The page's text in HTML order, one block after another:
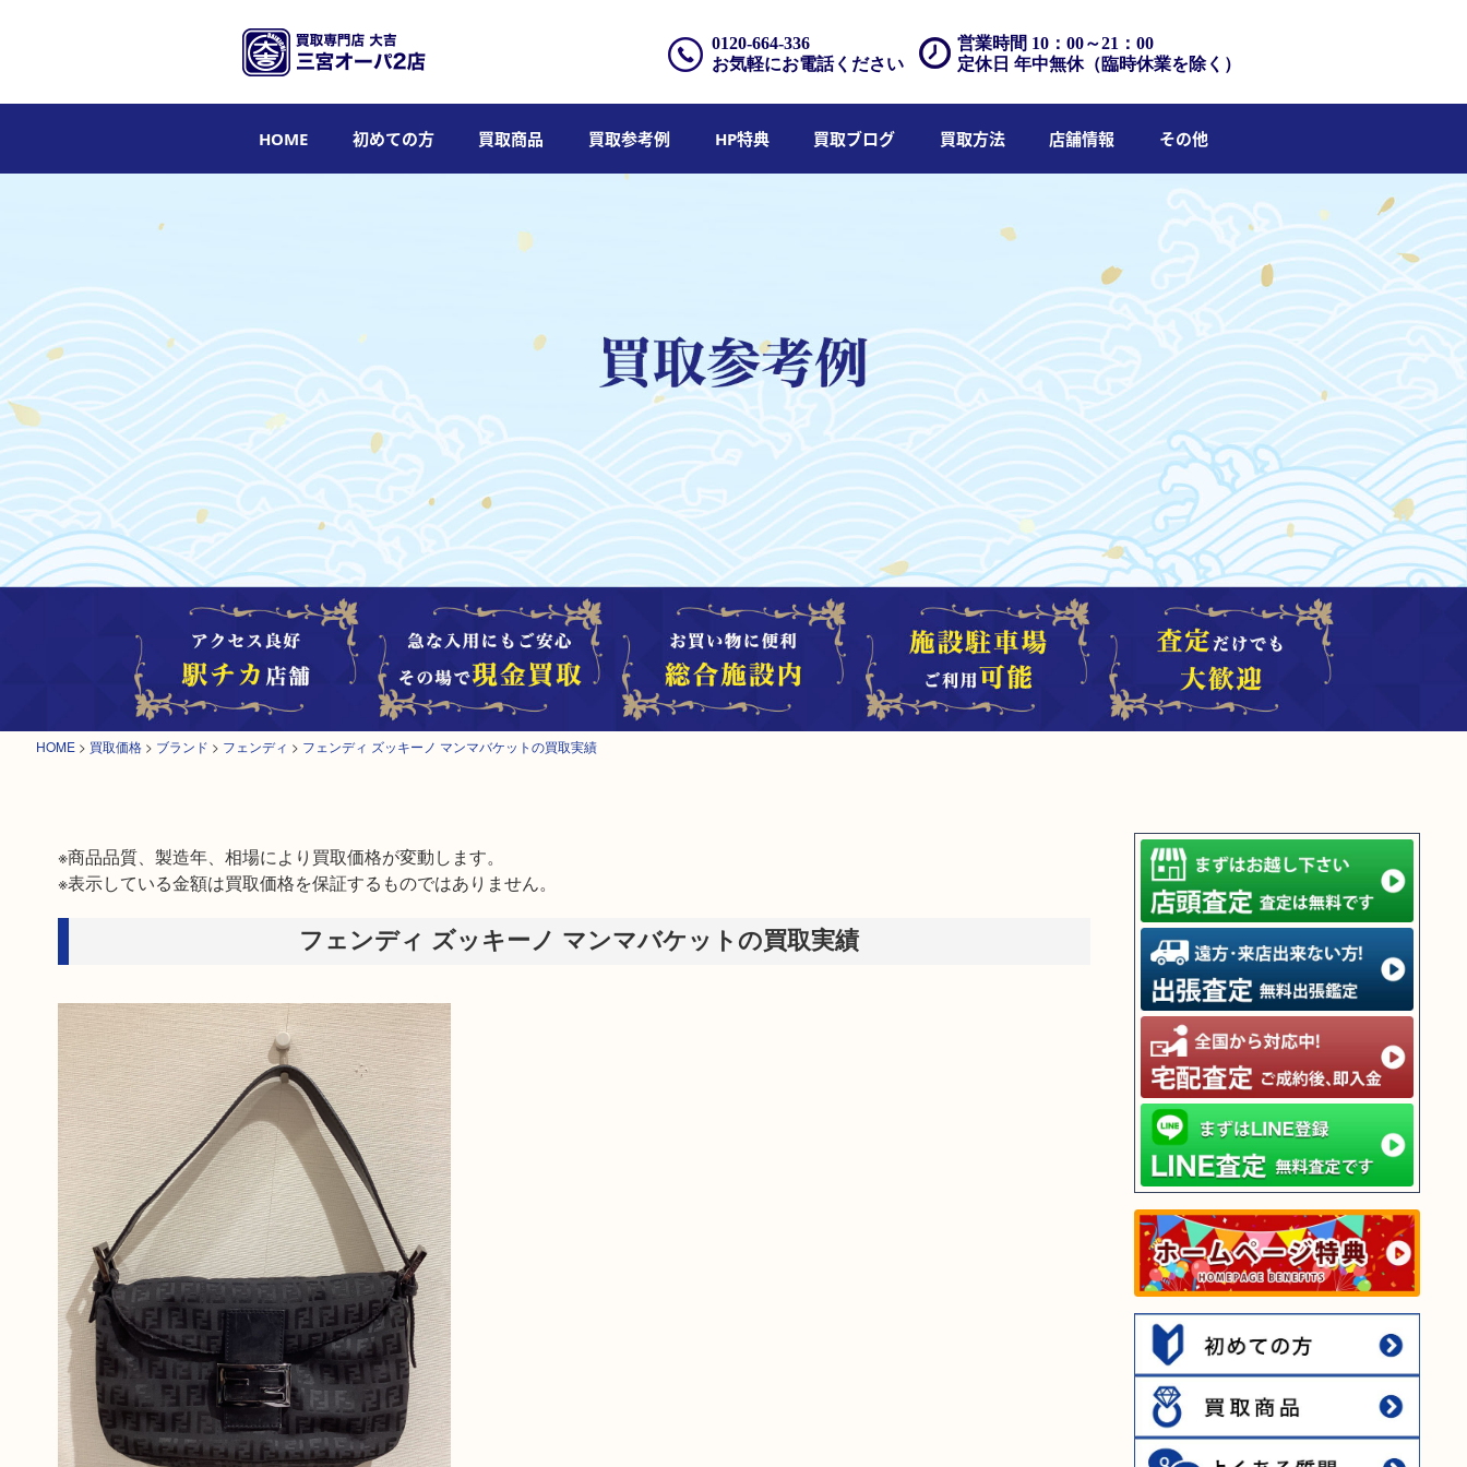
営業時間 10：00～21：00
定休日 年中無休（臨時休業を除く）
0120-664-336
お気軽にお電話ください
HOME 初めての方 買取商品 買取参考例 HP特典 買取ブログ 買取方法 店舗情報 その他
HOME > 買取価格 > ブランド > フェンディ > フェンディ ズッキーノ マンマバケットの買取実績
※商品品質、製造年、相場により買取価格が変動します。
※表示している金額は買取価格を保証するものではありません。
フェンディ ズッキーノ マンマバケットの買取実績